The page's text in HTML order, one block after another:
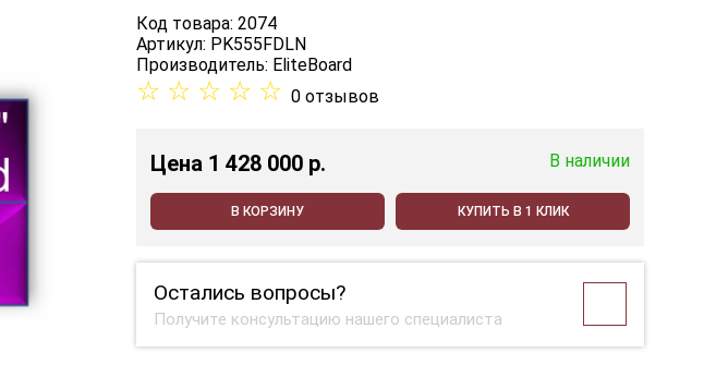
Код товара: 2074
Артикул: PK555FDLN
Производитель: EliteBoard
☆ ☆ ☆ ☆ ☆ 0 отзывов
Цена 1 428 000 p. В наличии
В КОРЗИНУ КУПИТЬ В 1 КЛИК
Остались вопросы?
Получите консультацию нашего специалиста